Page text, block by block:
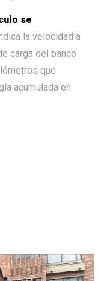
se
la velocidad a
carga del banco
que
acumulada en